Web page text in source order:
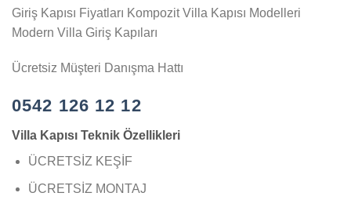
Giriş Kapısı Fiyatları Kompozit Villa Kapısı Modelleri
Modern Villa Giriş Kapıları
Ücretsiz Müşteri Danışma Hattı
0542 126 12 12
Villa Kapısı Teknik Özellikleri
ÜCRETSİZ KEŞİF
ÜCRETSİZ MONTAJ